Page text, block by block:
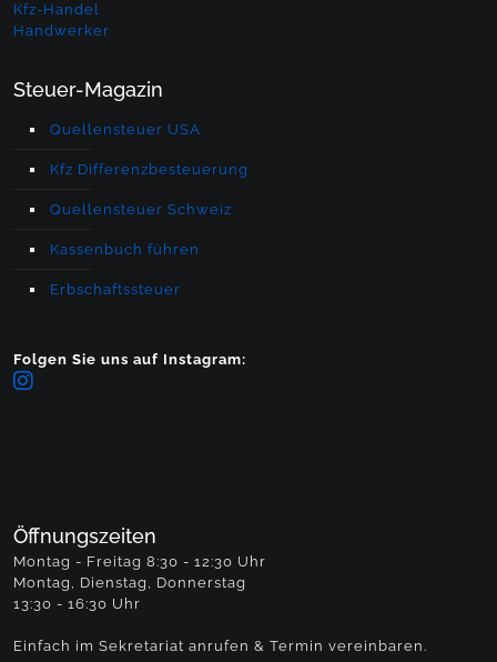
Kfz-Handel
Handwerker
Steuer-Magazin
Quellensteuer USA
Kfz Differenzbesteuerung
Quellensteuer Schweiz
Kassenbuch führen
Erbschaftssteuer
Folgen Sie uns auf Instagram:
Öffnungszeiten
Montag - Freitag 8:30 - 12:30 Uhr
Montag, Dienstag, Donnerstag
13:30 - 16:30 Uhr
Einfach im Sekretariat anrufen & Termin vereinbaren.